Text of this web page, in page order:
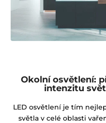
Okolní osvětlení:
intenzitu
LED osvětlení je tím
světla v celé oblasti